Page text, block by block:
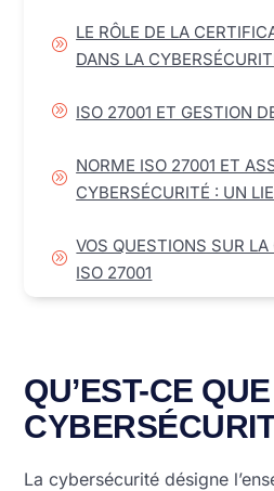
A
LE RÔLE DE LA
DANS LA
A ISO 27001 ET GESTION
A
NORME ISO 27001 ET
CYBERSÉCURITÉ : UN
A
VOS QUESTIONS SUR
ISO 27001
QU’EST-CE
La cybersécurité désigne